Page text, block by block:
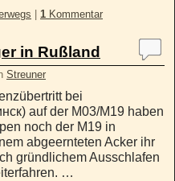
1 Kommentar
in Rußland
Streuner
bei
auf der M03/M19 haben
noch der M19 in
abgeernteten Acker ihr
gründlichem Ausschlafen
…